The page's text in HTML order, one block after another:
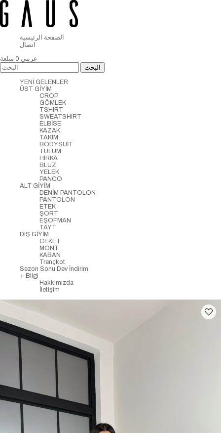
الصفحة الرئيسية
اتصال
عربتي 0 سلعة
YENİ GELENLER
ÜST GİYİM
CROP
GÖMLEK
TSHIRT
SWEATSHIRT
ELBİSE
KAZAK
TAKIM
BODYSUİT
TULUM
HIRKA
BLUZ
YELEK
PANCO
ALT GİYİM
DENİM PANTOLON
PANTOLON
ETEK
ŞORT
EŞOFMAN
TAYT
DIŞ GİYİM
CEKET
MONT
KABAN
Trençkot
Sezon Sonu Dev İndirim
+ Bilgi
Hakkımızda
İletişim